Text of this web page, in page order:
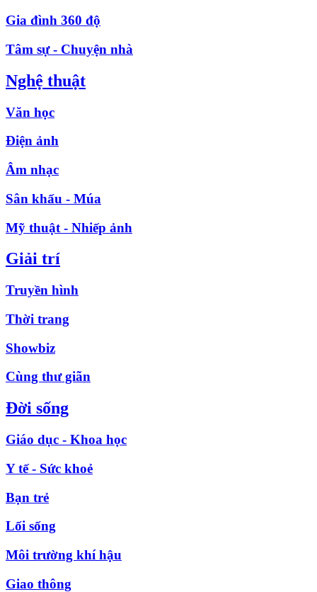
Gia đình 360 độ
Tâm sự - Chuyện nhà
Nghệ thuật
Văn học
Điện ảnh
Âm nhạc
Sân khấu - Múa
Mỹ thuật - Nhiếp ảnh
Giải trí
Truyền hình
Thời trang
Showbiz
Cùng thư giãn
Đời sống
Giáo dục - Khoa học
Y tế - Sức khoẻ
Bạn trẻ
Lối sống
Môi trường khí hậu
Giao thông